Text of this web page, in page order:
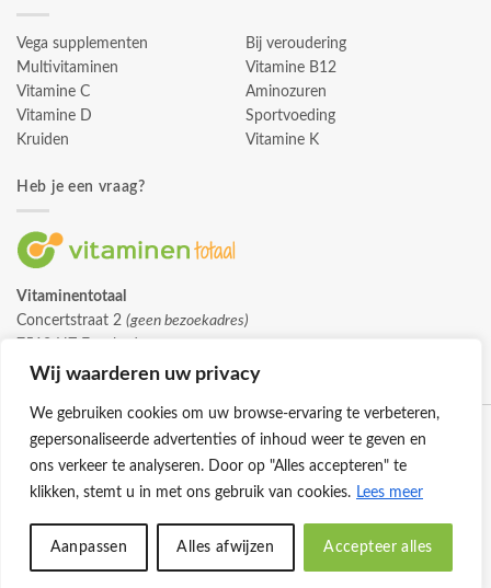
Wij waarderen uw privacy
We gebruiken cookies om uw browse-ervaring te verbeteren,
gepersonaliseerde advertenties of inhoud weer te geven en
ons verkeer te analyseren. Door op "Alles accepteren" te
klikken, stemt u in met ons gebruik van cookies. Lees meer
Aanpassen Alles afwijzen Accepteer alles
Vega supplementen
Multivitaminen
Vitamine C
Vitamine D
Kruiden
Bij veroudering
Vitamine B12
Aminozuren
Sportvoeding
Vitamine K
Heb je een vraag?
Vitaminentotaal
Concertstraat 2 (geen bezoekadres)
info@vitaminentotaal.nl
© 2026 -Vitaminentotaal.nl